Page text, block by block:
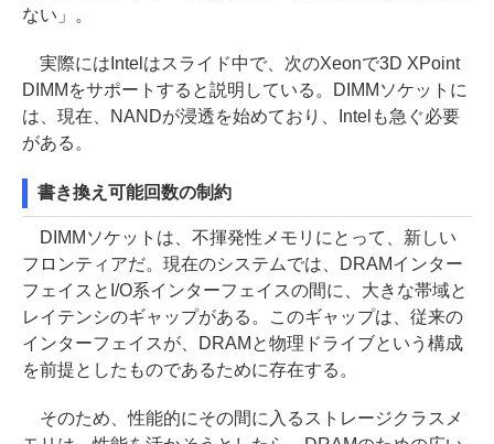
ない」。
実際にはIntelはスライド中で、次のXeonで3D XPoint
DIMMをサポートすると説明している。DIMMソケットに
は、現在、NANDが浸透を始めており、Intelも急ぐ必要
がある。
書き換え可能回数の制約
DIMMソケットは、不揮発性メモリにとって、新しい
フロンティアだ。現在のシステムでは、DRAMインター
フェイスとI/O系インターフェイスの間に、大きな帯域と
レイテンシのギャップがある。このギャップは、従来の
インターフェイスが、DRAMと物理ドライブという構成
を前提としたものであるために存在する。
そのため、性能的にその間に入るストレージクラスメ